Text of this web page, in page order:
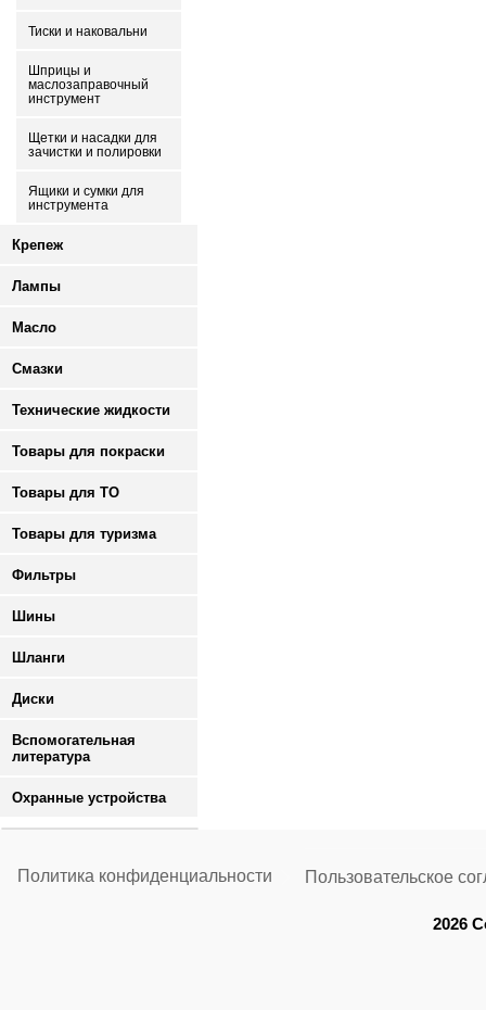
Тиски и наковальни
Шприцы и
маслозаправочный
инструмент
Щетки и насадки для
зачистки и полировки
Ящики и сумки для
инструмента
Крепеж
Лампы
Масло
Смазки
Технические жидкости
Товары для покраски
Товары для ТО
Товары для туризма
Фильтры
Шины
Шланги
Диски
Вспомогательная
литература
Охранные устройства
Политика конфиденциальности Пользовательское
2026